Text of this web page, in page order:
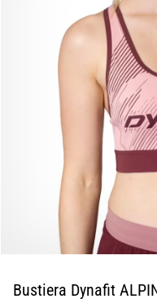
Bustiera Dynafit